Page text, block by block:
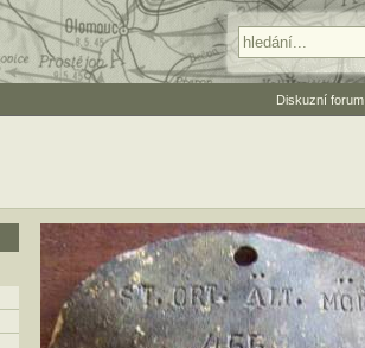
Diskuzní forum